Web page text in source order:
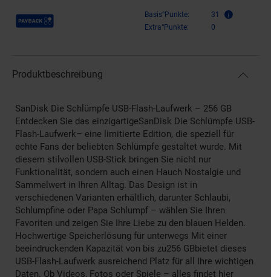
Payback Punkte Basis°Punkte:
31
Extra°Punkte:
0
Produktbeschreibung
SanDisk Die Schlümpfe USB-Flash-Laufwerk – 256 GB
Entdecken Sie das einzigartigeSanDisk Die Schlümpfe USB-
Flash-Laufwerk– eine limitierte Edition, die speziell für
echte Fans der beliebten Schlümpfe gestaltet wurde. Mit
diesem stilvollen USB-Stick bringen Sie nicht nur
Funktionalität, sondern auch einen Hauch Nostalgie und
Sammelwert in Ihren Alltag. Das Design ist in
verschiedenen Varianten erhältlich, darunter Schlaubi,
Schlumpfine oder Papa Schlumpf – wählen Sie Ihren
Favoriten und zeigen Sie Ihre Liebe zu den blauen Helden.
Hochwertige Speicherlösung für unterwegs Mit einer
beeindruckenden Kapazität von bis zu256 GBbietet dieses
USB-Flash-Laufwerk ausreichend Platz für all Ihre wichtigen
Daten. Ob Videos, Fotos oder Spiele – alles findet hier